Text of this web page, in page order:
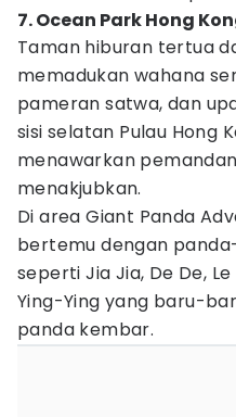
7. Ocean Park Hong
Taman hiburan tertua
memadukan wahana
pameran satwa, dan
sisi selatan Pulau Hong
menawarkan
menakjubkan.
Di area Giant Panda
bertemu dengan
seperti Jia Jia, De De, Le
Ying-Ying yang baru-
panda kembar.